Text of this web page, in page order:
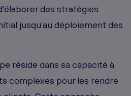
des stratégies
jusqu'au déploiement des
réside dans sa capacité à
complexes pour les rendre